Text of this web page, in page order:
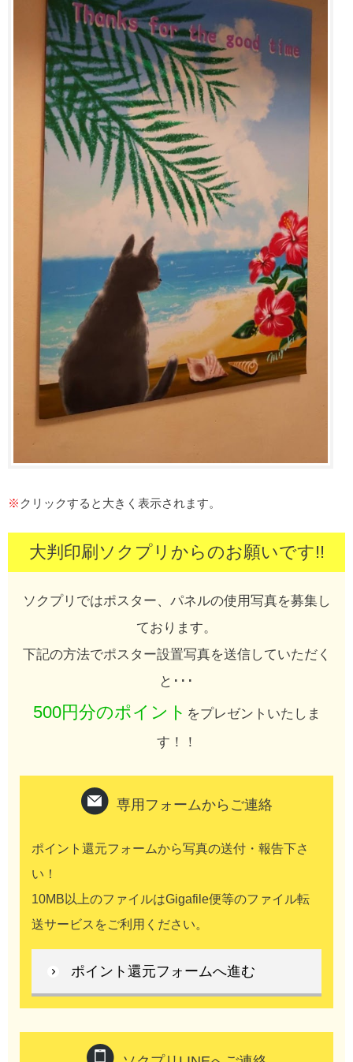
※ クリックすると大きく表示されます。
大判印刷ソクプリからのお願いです!!
ソクプリではポスター、パネルの使用写真を募集し
ております。
下記の方法でポスター設置写真を送信していただく
と･･･
500円分のポイント をプレゼントいたしま
す！！
専用フォームからご連絡
ポイント還元フォームから写真の送付・報告下さ
い！
10MB以上のファイルはGigafile便等のファイル転
送サービスをご利用ください。
ポイント還元フォームへ進む